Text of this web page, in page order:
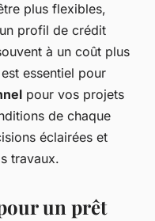
plus flexibles,
profil de crédit
à un coût plus
essentiel pour
pour vos projets
de chaque
éclairées et
travaux.
un prêt